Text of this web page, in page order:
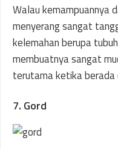
Walau kemampuannya
menyerang sangat
kelemahan berupa
membuatnya sangat
terutama ketika berada
7. Gord